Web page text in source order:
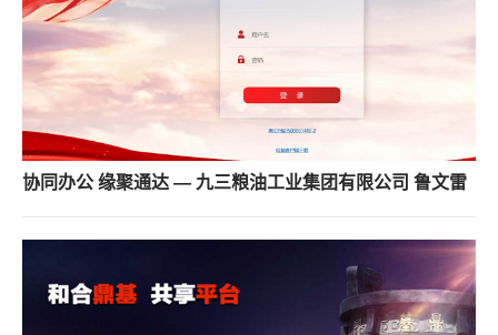
协同办公 缘聚通达 — 九三粮油工业集团有限公司 鲁文雷